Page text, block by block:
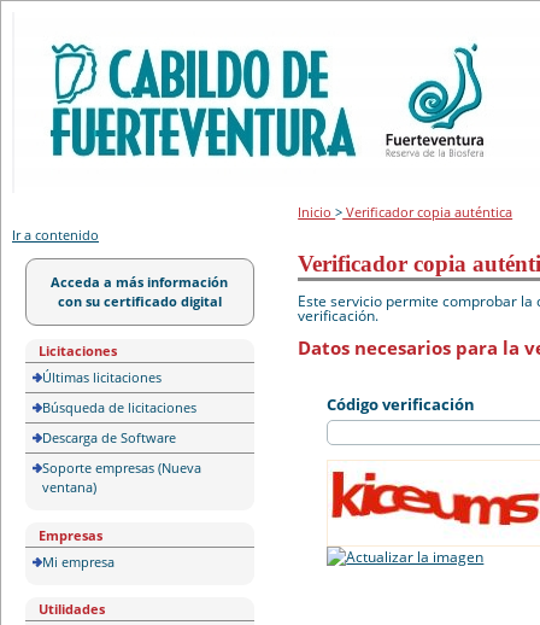
Ir a contenido
Acceda a más información
con su certificado digital
Licitaciones
Últimas licitaciones
Búsqueda de licitaciones
Descarga de Software
Soporte empresas (Nueva
ventana)
Empresas
Mi empresa
Utilidades
Inicio> Verificador copia auténtica
Verificador copia
Este servicio permite comprobar
verificación.
Datos necesarios para la
Código verificación